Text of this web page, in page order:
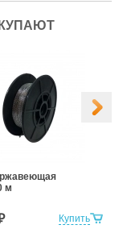
Купить
м